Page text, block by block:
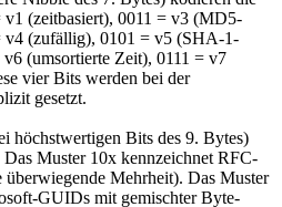
(zeitbasiert), 0011 = v3 (MD5-
v4 (zufällig), 0101 = v5 (SHA-1-
v6 (umsortierte Zeit), 0111 = v7
vier Bits werden bei der
gesetzt.
höchstwertigen Bits des 9. Bytes)
Muster 10x kennzeichnet RFC-
Mehrheit). Das Muster
GUIDs mit gemischter Byte-